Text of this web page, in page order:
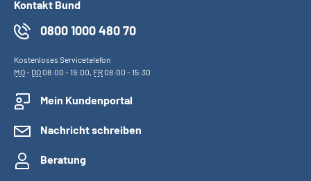
Kontakt Bund
0800 1000 480 70
Kostenloses Servicetelefon
MO- DO08:00 - 19:00, FR08:00 - 15:30
Mein Kundenportal
Nachricht schreiben
Beratung